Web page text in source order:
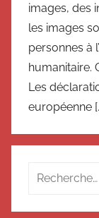
images, des
les images
personnes à
humanitaire.
Les
européenne
Recherche
: